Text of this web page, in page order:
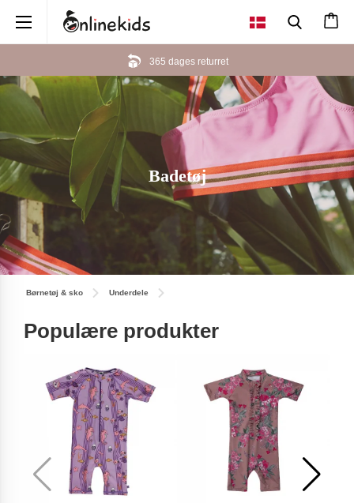
365 dages returret
Badetøj
Børnetøj & sko Underdele
Populære produkter